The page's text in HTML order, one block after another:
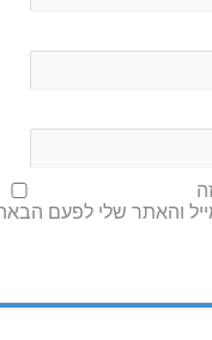
והאתר שלי לפעם